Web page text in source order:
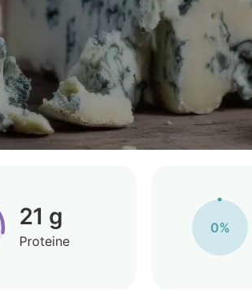
21 g
Proteine
0%